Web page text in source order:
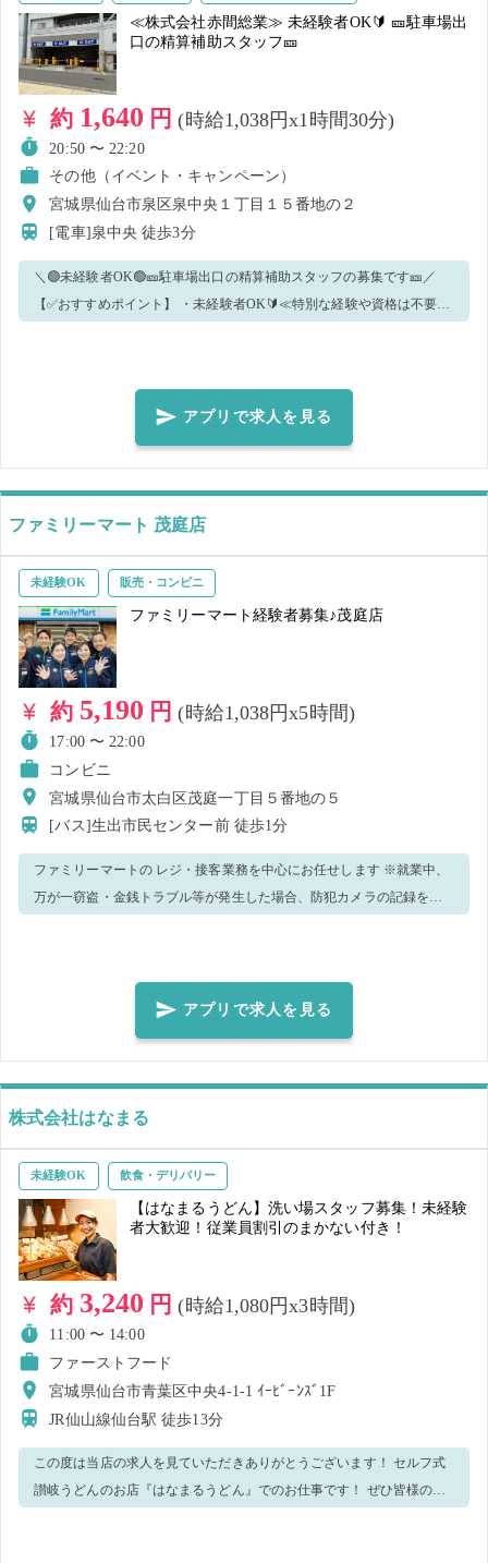
≪株式会社赤間総業≫ 未経験者OK🔰 🎫駐車場出
口の精算補助スタッフ🎫
約 1,640 円(時給1,038円x1時間30分)
20:50 〜 22:20
その他（イベント・キャンペーン）
宮城県仙台市泉区泉中央１丁目１５番地の２
[電車]泉中央徒歩3分
＼🟢未経験者OK🟢🎫駐車場出口の精算補助スタッフの募集です🎫／
【✅おすすめポイント】 ・未経験者OK🔰≪特別な経験や資格は不要で
す。 ※就業開始の最初の30分程度で業務の説明を差し上げます。 ※手
が空いた場合には、他作業をお願いする場合がございます！ 【✅真面
目に勤務できる方にピッタリです💡】 特別な経験や資格が不要なので
未経験の方でも安心してお仕事ができます🔎 分からないことや不安な
ことがあれば、遠慮なく聞いてください👂！
アプリで求人を見る
ファミリーマート 茂庭店
未経験OK 販売・コンビニ
ファミリーマート経験者募集♪茂庭店
約 5,190 円(時給1,038円x5時間)
17:00 〜 22:00
コンビニ
宮城県仙台市太白区茂庭一丁目５番地の５
[バス]生出市民センター前 徒歩1分
ファミリーマートの レジ・接客業務を中心にお任せします ※就業中、
万が一窃盗・金銭トラブル等が発生した場合、防犯カメラの記録を警
す。 ＜正しいマスク着用（任意）＞鼻～アゴまで、できるだけ隙間が
できないように覆うようにマスクを装着してください。 ※就業前に必
ず体調・体温チェックをした上、店長、又は店舗責任者へお伝えくだ
さい 【ご注意】 ・体調や発熱状況などからウイルス感染のおそれがあ
る場合、就業キャンセルとさせていただきます。感染拡大防止のた
め、速やかなご申告をお願い致します。
アプリで求人を見る
株式会社はなまる
未経験OK 飲食・デリバリー
【はなまるうどん】洗い場スタッフ募集！未経験
者大歓迎！従業員割引のまかない付き！
約 3,240 円(時給1,080円x3時間)
11:00 〜 14:00
ファーストフード
宮城県仙台市青葉区中央4-1-1 ｲｰﾋﾞｰﾝｽﾞ1F
JR仙山線仙台駅徒歩13分
この度は当店の求人を見ていただきありがとうございます！ セルフ式
讃岐うどんのお店『はなまるうどん』でのお仕事です！ ぜひ皆様のご